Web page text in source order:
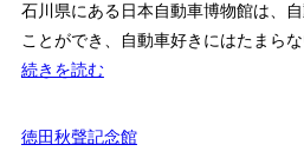
輪
島
漆
美
石川県にある日本自動車博物館は、
ことができ、自動車好きにはたまら
続きを読む:
本
徳田秋聲記念館